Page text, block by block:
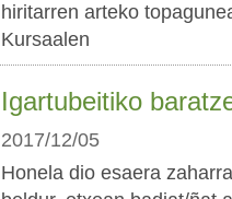
hiritarren arteko
Kursaalen
Igartubeitiko
2017/12/05
Honela dio esaera